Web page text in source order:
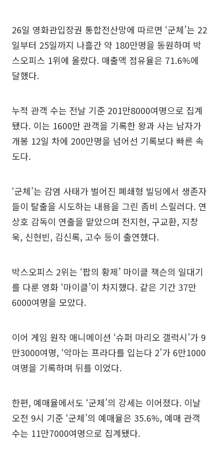
26일 영화관입장권 통합전산망에 따르면 ‘군체’는 22
일부터 25일까지 나흘간 약 180만명을 동원하며 박
스오피스 1위에 올랐다. 매출액 점유율은 71.6%에
달했다.
누적 관객 수는 전날 기준 201만8000여명으로 집계
됐다. 이는 1600만 관객을 기록한 왕과 사는 남자가
개봉 12일 차에 200만명을 넘어선 기록보다 빠른 속
도다.
‘군체’는 감염 사태가 벌어진 폐쇄형 빌딩에서 생존자
들이 탈출을 시도하는 내용을 그린 좀비 스릴러다. 연
상호 감독이 연출을 맡았으며 전지현, 구교환, 지창
욱, 신현빈, 김신록, 고수 등이 출연했다.
박스오피스 2위는 ‘팝의 황제’ 마이클 잭슨의 일대기
를 다룬 영화 ‘마이클’이 차지했다. 같은 기간 37만
6000여명을 모았다.
이어 게임 원작 애니메이션 ‘슈퍼 마리오 갤럭시’가 9
만3000여명, ‘악마는 프라다를 입는다 2’가 6만1000
여명을 기록하며 뒤를 이었다.
한편, 예매율에서도 ‘군체’의 강세는 이어졌다. 이날
오전 9시 기준 ‘군체’의 예매율은 35.6%, 예매 관객
수는 11만7000여명으로 집계됐다.